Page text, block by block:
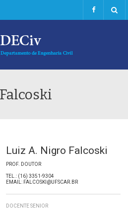
Luiz A. Nigro Falcoski
PROF. DOUTOR
TEL.: (16) 3351-9304
EMAIL: FALCOSKI@UFSCAR.BR
DOCENTE SENIOR